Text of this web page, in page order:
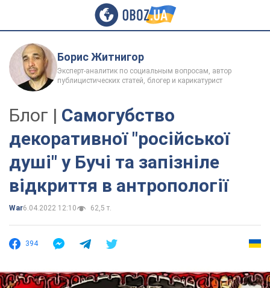
Борис Житнигор
Эксперт-аналитик по социальным вопросам, автор
публицистических статей, блогер и карикатурист
Блог | Самогубство
декоративної "російської
душі" у Бучі та запізніле
відкриття в антропології
War6.04.2022 12:10 62,5 т.
394